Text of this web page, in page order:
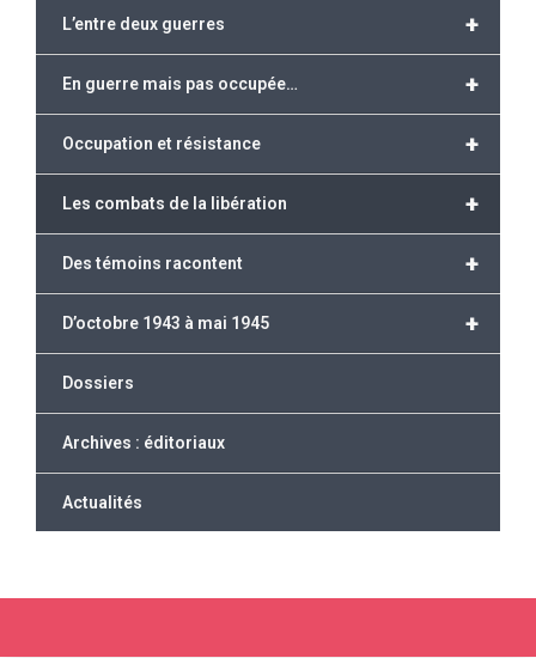
+
L’entre deux guerres
+
En guerre mais pas occupée…
+
Occupation et résistance
+
Les combats de la libération
+
Des témoins racontent
+
D’octobre 1943 à mai 1945
Dossiers
Archives : éditoriaux
Actualités